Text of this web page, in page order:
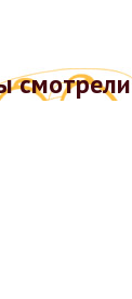
смотрели